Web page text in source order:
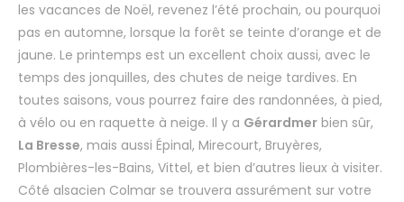
les vacances de Noël, revenez l’été prochain, ou pourquoi
pas en automne, lorsque la forêt se teinte d’orange et de
jaune. Le printemps est un excellent choix aussi, avec le
temps des jonquilles, des chutes de neige tardives. En
toutes saisons, vous pourrez faire des randonnées, à pied,
à vélo ou en raquette à neige. Il y a Gérardmer bien sûr,
La Bresse, mais aussi Épinal, Mirecourt, Bruyères,
Plombières-les-Bains, Vittel, et bien d’autres lieux à visiter.
Côté alsacien Colmar se trouvera assurément sur votre